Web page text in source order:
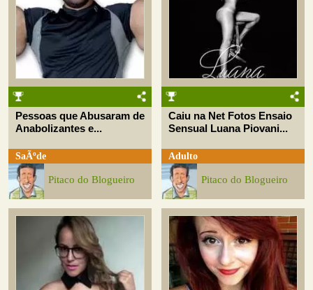
Pessoas que Abusaram de
Anabolizantes e...
SaÃºde
Pitaco do Blogueiro
Caiu na Net Fotos Ensaio
Sensual Luana Piovani...
Adulto
Pitaco do Blogueiro